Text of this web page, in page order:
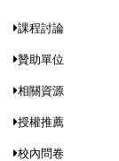
課程討論
贊助單位
相關資源
授權推薦
校內問卷